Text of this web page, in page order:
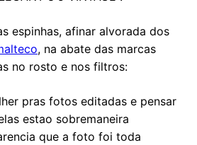
espinhas, afinar alvorada dos
, na abate das marcas
no rosto e nos filtros:
pras fotos editadas e pensar
estao sobremaneira
que a foto foi toda